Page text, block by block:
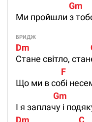
                           Gm
Ми пройшли з
БРИДЖ
Dm
Стане світло,
                       F
Що ми в собі
                   Gm
І я заплачу і
Dm                         C